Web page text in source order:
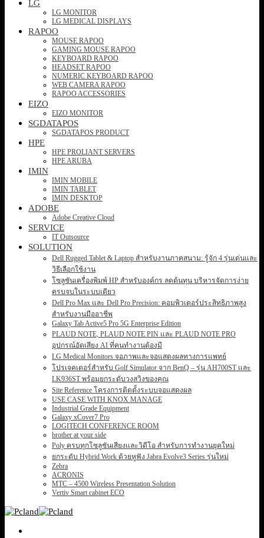
LG
LG MONITOR
LG MEDICAL DISPLAYS
RAPOO
MOUSE RAPOO
GAMING MOUSE RAPOO
KEYBOARD RAPOO
HEADSET RAPOO
NUMERIC KEYBOARD RAPOO
WEB CAMERA RAPOO
RAPOO ACCESSORIES
EIZO
EIZO MONITOR
SGDATAPOS
SGDATAPOS PRODUCT
HPE
HPE PROLIANT SERVERS
HPE ARUBA
IMIN
IMIN MOBILE
IMIN TABLET
IMIN DESKTOP
ADOBE
Adobe Creative Cloud
SERVICE
IT Outsource
SOLUTION
Dell Rugged Tablet & Laptop สำหรับงานภาคสนาม: รู้จัก 4 รุ่นเด่นและ
วิธีเลือกใช้งาน
โซลูชันเครื่องพิมพ์ HP สำหรับองค์กร ลดต้นทุน บริหารจัดการง่าย
ครบจบในระบบเดียว
Dell Pro Max และ Dell Pro Precision: คอมพิวเตอร์ประสิทธิภาพสูง
สำหรับงานมืออาชีพ
Galaxy Tab Active5 Pro 5G Enterprise Edition
PLAUD NOTE, PLAUD NOTE PIN และ PLAUD NOTE PRO
อุปกรณ์อัดเสียง AI ที่คนทำงานต้องมี
LG Medical Monitors จอภาพและจอแสดงผลทางการแพทย์
โปรเจคเตอร์สำหรับ Golf Simulator จาก BenQ – รุ่น AH700ST และ
LK936ST พร้อมยกระดับวงสวิงของคุณ
Site Reference โครงการติดตั้งระบบจอแสดงผล
USE CASE WITH KNOX MANAGE
Industrial Grade Equipment
Galaxy xCover7 Pro
LOGITECH CONFERENCE ROOM
brother at your side
Poly ครบทุกโซลูชันเสียงและวิดีโอ สำหรับการทำงานยุคใหม่
ยกระดับ Hybrid Work ด้วยหูฟัง Jabra Evolve3 Series รุ่นใหม่
Zebra
ACRONIS
MTC – 4500 Wireless Presentation Solution
Vertiv Smart cabinet ECO